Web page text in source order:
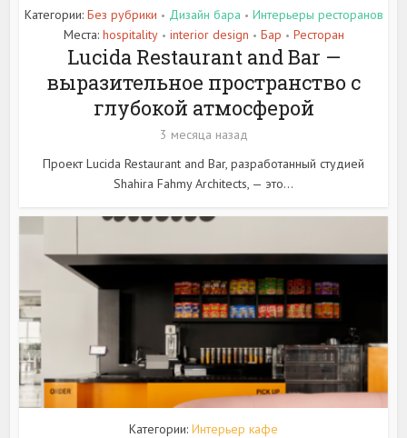
Категории: Без рубрики • Дизайн бара • Интерьеры ресторанов
Места: hospitality • interior design • Бар • Ресторан
Lucida Restaurant and Bar —
выразительное пространство с
глубокой атмосферой
3 месяца назад
Проект Lucida Restaurant and Bar, разработанный студией
Shahira Fahmy Architects, — это...
Категории: Интерьер кафе